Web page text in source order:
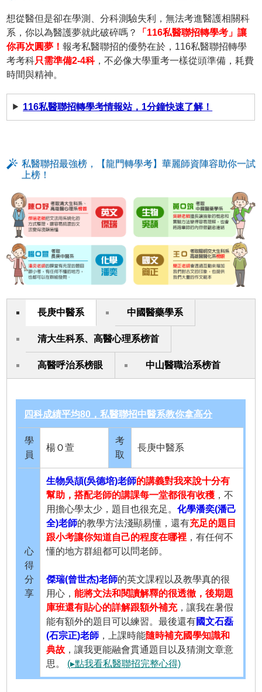
想從醫但是卻在學測、分科測驗失利，無法考進醫護相關科
系，你以為醫護夢就此破碎嗎？
「116私醫聯招轉學考」讓
你再次圓夢！報考私醫聯招的優勢在於，116私醫聯招轉學
考考科只需準備2-4科，不必像大學重考一樣從頭準備，耗費
時間與精神。
116私醫聯招轉學考情報站，1分鐘快速了解！
私醫聯招最強榜，【龍門轉學考】華麗師資陣容助你一試
上榜！
長庚中醫系 中國醫藥學系
清大生科系、高醫心理系榜首
高醫呼治系榜眼 中山醫職治系榜首
四科成績平均80，私醫聯招中醫系教你拿高分
學
員
楊Ｏ萱
考
取
長庚中醫系
心
得
分
享
生物吳頡(吳德培)老師的講義對我來說十分有
幫助，搭配老師的講課每一堂都很有收穫 ，不
用擔心學太少，題目也很充足。化學潘奕(潘己
全)老師的教學方法淺顯易懂，還有充足的題目
跟小考讓你知道自己的程度在哪裡 ，有任何不
懂的地方群組都可以問老師。
傑瑞(曾世杰)老師的英文課程以及教學真的很
用心，能將文法和閱讀解釋的很透徹，後期題
庫班還有貼心的詳解跟額外補充，讓我在暑假
能有額外的題目可以練習。最後還有國文石磊
(石宗正)老師 ，上課時能隨時補充國學知識和
典故 ，讓我更能融會貫通題目以及猜測文章意
思。 (▸點我看私醫聯招完整心得)